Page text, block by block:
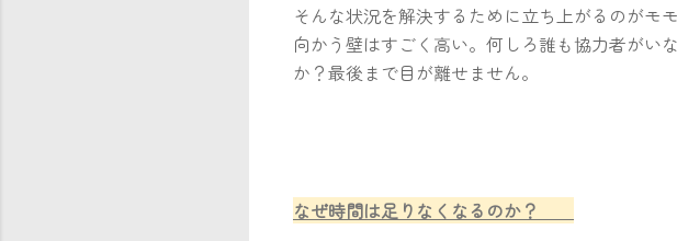
そんな状況を解決するために立ち上がるのが
向かう壁はすごく高い。何しろ誰も協力者がい
か？最後まで目が離せません。
なぜ時間は足りなくなるのか？